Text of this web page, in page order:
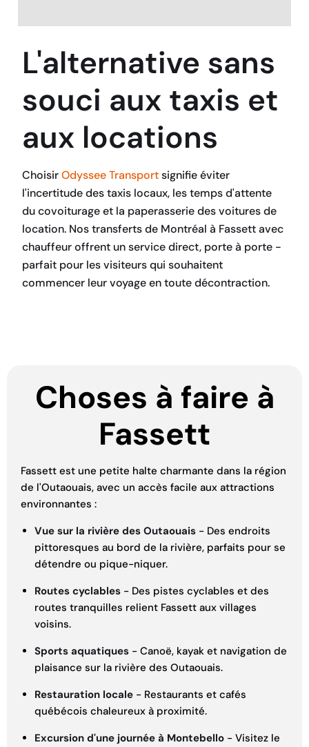
L'alternative sans
souci aux taxis et
aux locations
ChoisirOdyssee Transportsignifie éviter
l'incertitude des taxis locaux, les temps d'attente
du covoiturage et la paperasserie des voitures de
location. Nos transferts de Montréal à Fassett avec
chauffeur offrent un service direct, porte à porte -
parfait pour les visiteurs qui souhaitent
commencer leur voyage en toute décontraction.
Choses à faire à
Fassett
Fassett est une petite halte charmante dans la région
de l'Outaouais, avec un accès facile aux attractions
environnantes :
Vue sur la rivière des Outaouais - Des endroits
pittoresques au bord de la rivière, parfaits pour se
détendre ou pique-niquer.
Routes cyclables - Des pistes cyclables et des
routes tranquilles relient Fassett aux villages
voisins.
Sports aquatiques - Canoë, kayak et navigation de
plaisance sur la rivière des Outaouais.
Restauration locale - Restaurants et cafés
québécois chaleureux à proximité.
Excursion d'une journée à Montebello - Visitez le